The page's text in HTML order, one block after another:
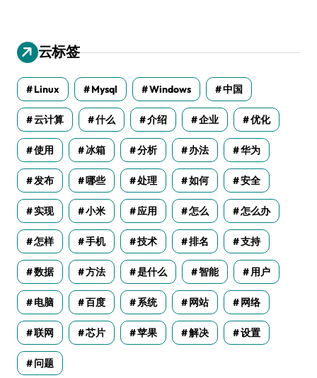
云标签
Linux Mysql Windows 中国
云计算 什么 介绍 企业 优化
使用 冰箱 分析 办法 华为
发布 哪些 处理 如何 安全
实现 小米 应用 怎么 怎么办
怎样 手机 技术 排名 支持
数据 方法 是什么 智能 用户
电脑 百度 系统 网站 网络
联网 芯片 苹果 解决 设置
问题